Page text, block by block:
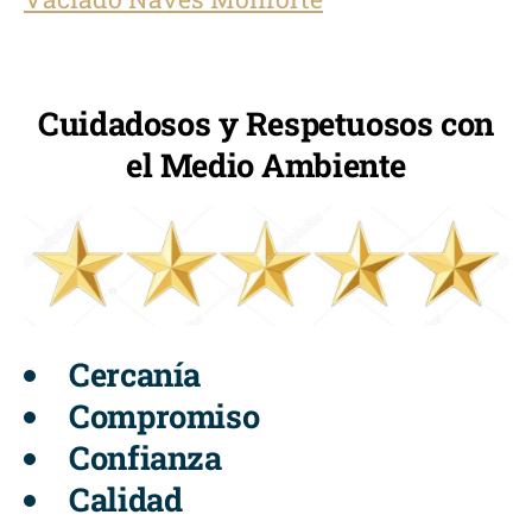
Cuidadosos y Respetuosos con
el Medio Ambiente
Cercanía
Compromiso
Confianza
Calidad